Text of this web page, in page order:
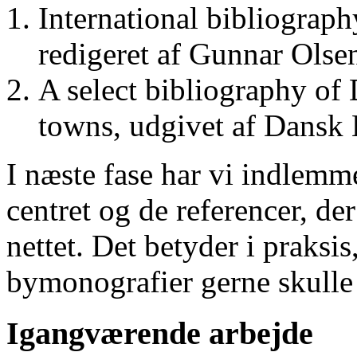
International
redigeret af Gunnar
A select bibliography of
towns, udgivet af
I næste fase har vi
centret og de referencer,
nettet. Det betyder i
bymonografier gerne
Igangværende arbejde